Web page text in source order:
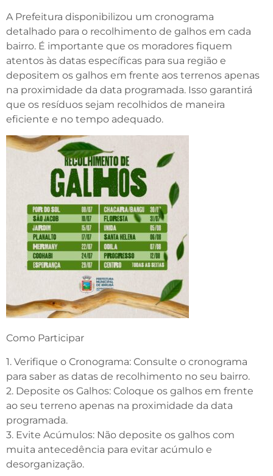
A Prefeitura disponibilizou um cronograma
detalhado para o recolhimento de galhos em cada
bairro. É importante que os moradores fiquem
atentos às datas específicas para sua região e
depositem os galhos em frente aos terrenos apenas
na proximidade da data programada. Isso garantirá
que os resíduos sejam recolhidos de maneira
eficiente e no tempo adequado.
Como Participar
1. Verifique o Cronograma: Consulte o cronograma
para saber as datas de recolhimento no seu bairro.
2. Deposite os Galhos: Coloque os galhos em frente
ao seu terreno apenas na proximidade da data
programada.
3. Evite Acúmulos: Não deposite os galhos com
muita antecedência para evitar acúmulo e
desorganização.